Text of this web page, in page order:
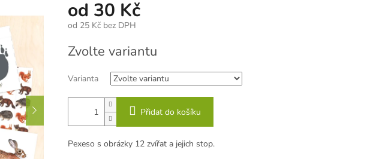
od 30 Kč
od 25 Kčbez DPH
cena:
Zvolte variantu
Varianta
Přidat do košíku
Pexeso s obrázky 12 zvířat a jejich stop.